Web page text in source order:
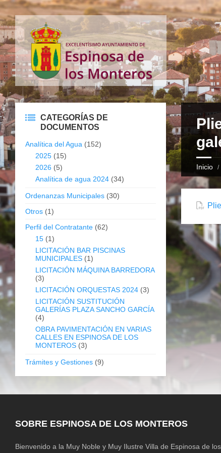
Inicio
CATEGORÍAS DE
DOCUMENTOS
Analítica del Agua (152)
2025 (15)
2026 (5)
Analítica de agua 2024 (34)
Ordenanzas Municipales (30)
Otros (1)
Perfil del Contratante (62)
15 (1)
LICITACIÓN BAR PISCINAS
MUNICIPALES (1)
LICITACIÓN MÁQUINA BARREDORA
(3)
LICITACIÓN ORQUESTAS 2024 (3)
LICITACIÓN SUSTITUCIÓN
GALERÍAS PLAZA SANCHO GARCÍA
(4)
OBRA PAVIMENTACIÓN EN VARIAS
CALLES EN ESPINOSA DE LOS
MONTEROS (3)
Trámites y Gestiones (9)
SOBRE ESPINOSA DE LOS MONTEROS
Bienvenido a la Muy Noble y Muy Ilustre Villa de Espinosa de los